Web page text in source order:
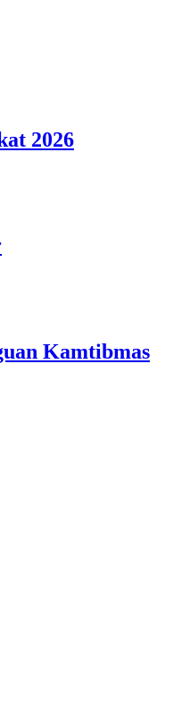
2026
Kamtibmas